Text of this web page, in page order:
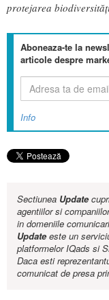
protejarea
Aboneaza-te la
articole despre
Info
Sectiunea Update
agentiilor si
in domeniile
Updateeste un
platformelor IQads si
Daca esti
comunicat de presa